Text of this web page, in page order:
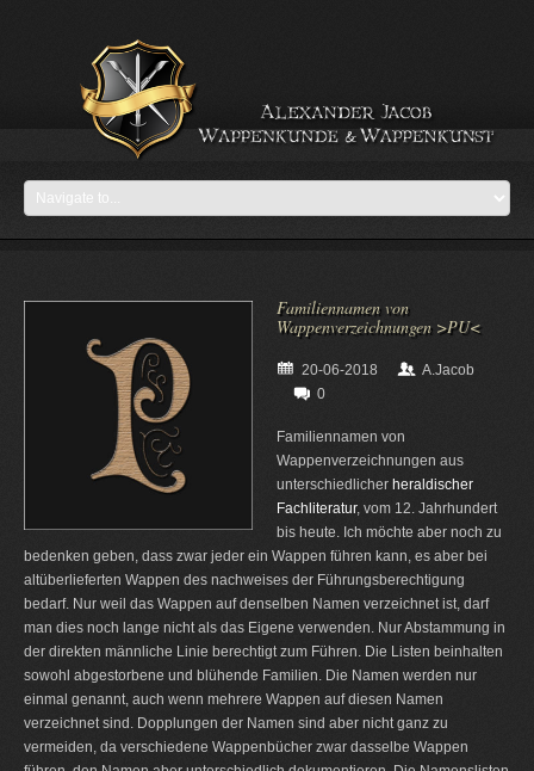
Familiennamen von
Wappenverzeichnungen >PU<
20-06-2018
A.Jacob
0
Familiennamen von
Wappenverzeichnungen aus
unterschiedlicher heraldischer
Fachliteratur, vom 12. Jahrhundert
bis heute. Ich möchte aber noch zu
bedenken geben, dass zwar jeder ein Wappen führen kann, es aber bei
altüberlieferten Wappen des nachweises der Führungsberechtigung
bedarf. Nur weil das Wappen auf denselben Namen verzeichnet ist, darf
man dies noch lange nicht als das Eigene verwenden. Nur Abstammung in
der direkten männliche Linie berechtigt zum Führen. Die Listen beinhalten
sowohl abgestorbene und blühende Familien. Die Namen werden nur
einmal genannt, auch wenn mehrere Wappen auf diesen Namen
verzeichnet sind. Dopplungen der Namen sind aber nicht ganz zu
vermeiden, da verschiedene Wappenbücher zwar dasselbe Wappen